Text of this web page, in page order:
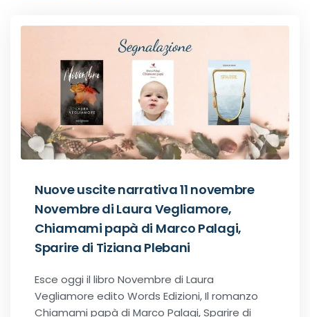
Romance e Romanzi rosa
Recensioni Narrativa
Classici
Romance
Bikers romance
Nuove uscite narrativa 11 novembre
Novembre di Laura Vegliamore,
Chiamami papà di Marco Palagi,
Sparire di Tiziana Plebani
Esce oggi il libro Novembre di Laura
Vegliamore edito Words Edizioni, Il romanzo
Chiamami papà di Marco Palagi, Sparire di